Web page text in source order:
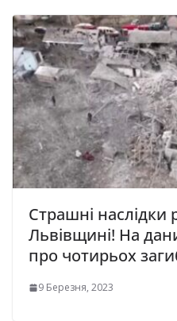
Страшні наслідки
Львівщині! На
про чотирьох
9 Березня, 2023